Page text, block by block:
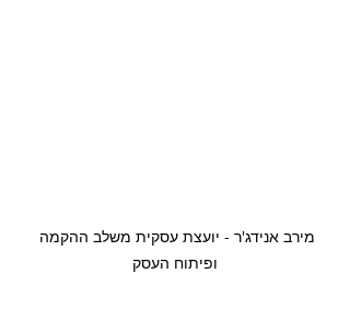
מירב אנידג'ר - יועצת עסקית משלב ההקמה
ופיתוח העסק